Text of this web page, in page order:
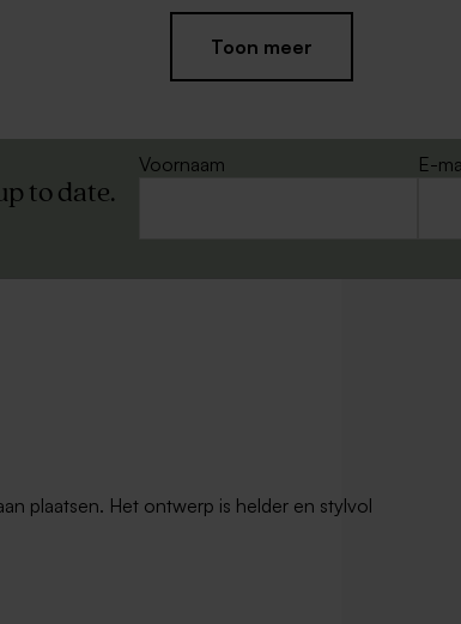
Toon meer
to date.
Voornaam
E-
plaatsen. Het ontwerp is helder en stylvol